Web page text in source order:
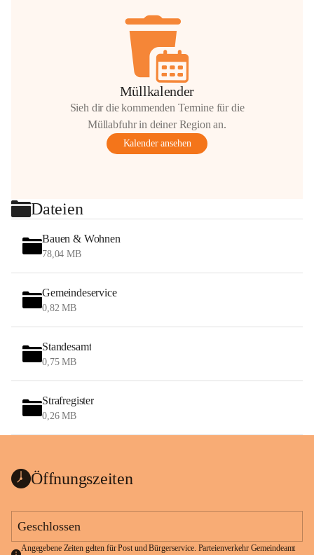
Müllkalender
Sieh dir die kommenden Termine für die
Müllabfuhr in deiner Region an.
Kalender ansehen
Dateien
Bauen & Wohnen
78,04 MB
Gemeindeservice
0,82 MB
Standesamt
0,75 MB
Strafregister
0,26 MB
Öffnungszeiten
Geschlossen
Angegebene Zeiten gelten für Post und Bürgerservice. Parteienverkehr Gemeindeamt